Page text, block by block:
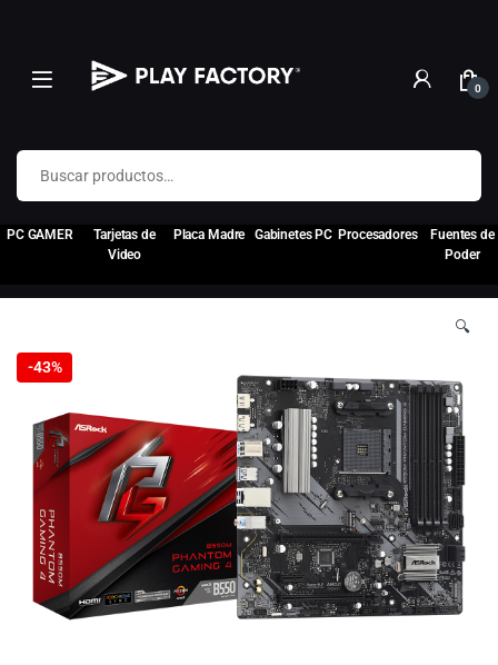
0
Buscar por:
PC GAMER
Tarjetas de
Video
Placa Madre Gabinetes PC Procesadores
Fuentes de
Poder
-43%
🔍